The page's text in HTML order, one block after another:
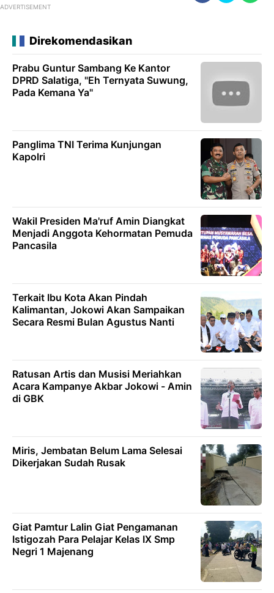
ADVERTISEMENT
Direkomendasikan
Prabu Guntur Sambang Ke Kantor
DPRD Salatiga, "Eh Ternyata Suwung,
Pada Kemana Ya"
Panglima TNI Terima Kunjungan
Kapolri
Wakil Presiden Ma'ruf Amin Diangkat
Menjadi Anggota Kehormatan Pemuda
Pancasila
Terkait Ibu Kota Akan Pindah
Kalimantan, Jokowi Akan Sampaikan
Secara Resmi Bulan Agustus Nanti
Ratusan Artis dan Musisi Meriahkan
Acara Kampanye Akbar Jokowi - Amin
di GBK
Miris, Jembatan Belum Lama Selesai
Dikerjakan Sudah Rusak
Giat Pamtur Lalin Giat Pengamanan
Istigozah Para Pelajar Kelas IX Smp
Negri 1 Majenang